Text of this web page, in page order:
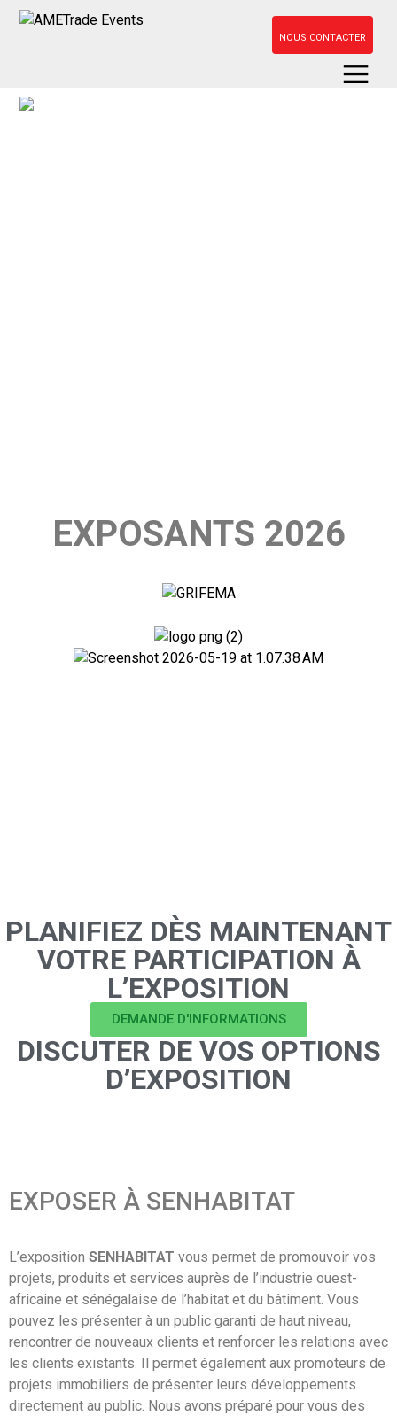
NOUS CONTACTER
EXPOSANTS 2026
PLANIFIEZ DÈS MAINTENANT
VOTRE PARTICIPATION À
L’EXPOSITION
DEMANDE D'INFORMATIONS
DISCUTER DE VOS OPTIONS
D’EXPOSITION
EXPOSER À SENHABITAT
L’exposition SENHABITAT vous permet de promouvoir vos
projets, produits et services auprès de l’industrie ouest-
africaine et sénégalaise de l’habitat et du bâtiment. Vous
pouvez les présenter à un public garanti de haut niveau,
rencontrer de nouveaux clients et renforcer les relations avec
les clients existants. Il permet également aux promoteurs de
projets immobiliers de présenter leurs développements
directement au public. Nous avons préparé pour vous des